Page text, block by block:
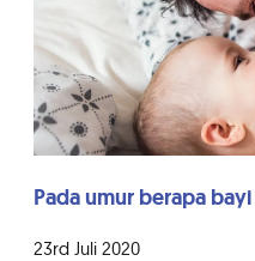
Pada umur berapa
23rd Juli 2020